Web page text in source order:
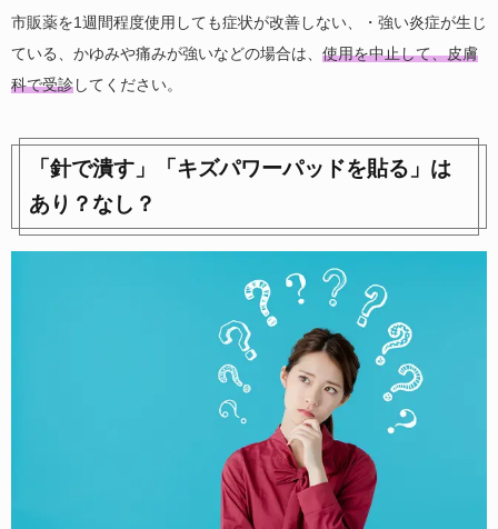
市販薬を1週間程度使用しても症状が改善しない、・強い炎症が生じ
ている、かゆみや痛みが強いなどの場合は、 使用を中止して、皮膚
科で受診してください。
「針で潰す」「キズパワーパッドを貼る」は
あり？なし？